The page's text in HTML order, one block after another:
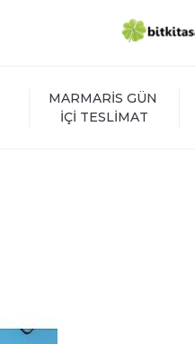
MARMARİS GÜN
İÇİ TESLİMAT